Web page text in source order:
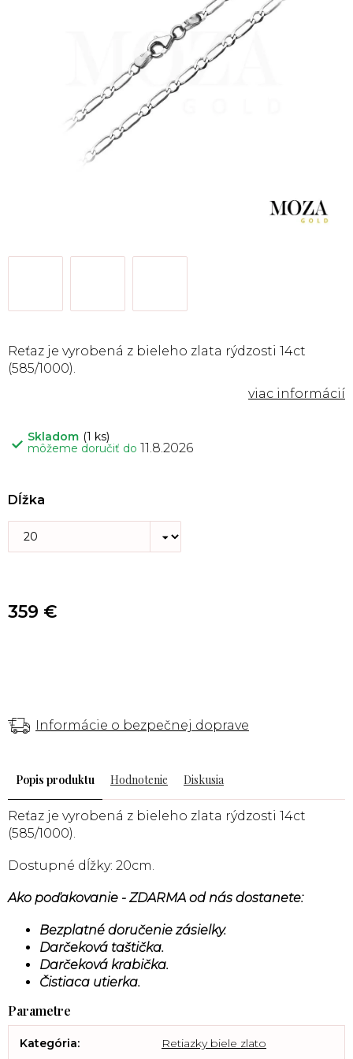
Skladom (1 ks)
môžeme doručiť do 11.8.2026
Dĺžka
Reťaz je vyrobená z bieleho zlata rýdzosti 14ct
(585/1000).
Informácie o bezpečnej doprave
359 €
Popis Hodnotenie Diskusia
Reťaz je vyrobená z bieleho zlata rýdzosti 14ct
(585/1000).
Dostupné dĺžky: 20cm.
Ako poďakovanie - ZDARMA od nás dostanete:
Bezplatné doručenie zásielky.
Darčeková taštička.
Darčeková krabička.
Čistiaca utierka.
Kategória: Retiazky biele zlato